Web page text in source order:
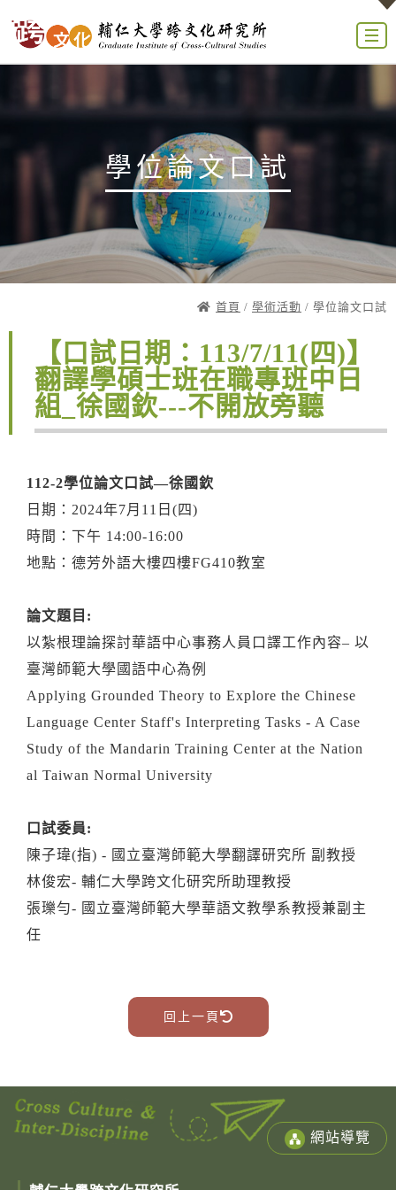
學位論文口試
首頁 / 學術活動 / 學位論文口試
【口試日期：113/7/11(四)】
翻譯學碩士班在職專班中日
組_徐國欽---不開放旁聽
112-2學位論文口試—徐國欽
日期：2024年7月11日(四)
時間：下午 14:00-16:00
地點：德芳外語大樓四樓FG410教室
論文題目:
以紮根理論探討華語中心事務人員口譯工作內容– 以
臺灣師範大學國語中心為例
Applying Grounded Theory to Explore the Chinese
Language Center Staff's Interpreting Tasks - A Case
Study of the Mandarin Training Center at the Nation
al Taiwan Normal University
口試委員:
陳子瑋(指) - 國立臺灣師範大學翻譯研究所 副教授
林俊宏- 輔仁大學跨文化研究所助理教授
張瓅勻- 國立臺灣師範大學華語文教學系教授兼副主
任
回上一頁
網站導覽